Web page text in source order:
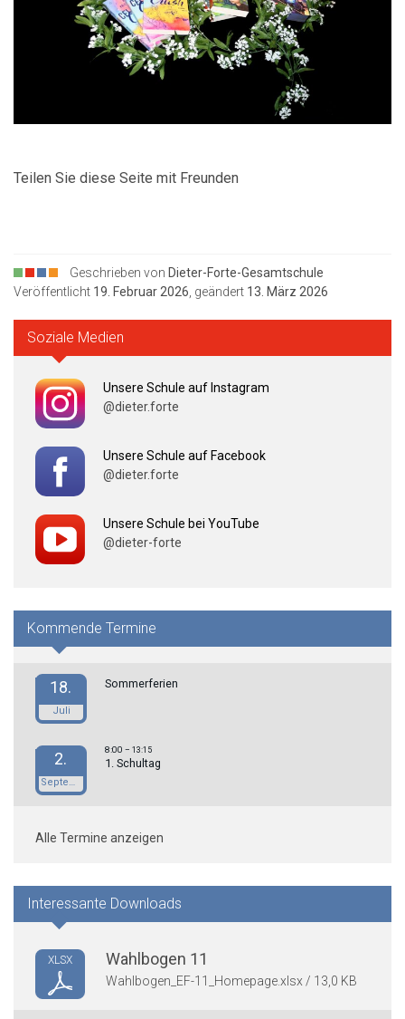
Teilen Sie diese Seite mit Freunden
Geschrieben von Dieter-Forte-Gesamtschule
Veröffentlicht 19. Februar 2026 , geändert 13. März 2026
Soziale Medien
Unsere Schule auf Instagram
@dieter.forte
Unsere Schule auf Facebook
@dieter.forte
Unsere Schule bei YouTube
@dieter-forte
Kommende Termine
18.
Juli
Sommerferien
2.
September
8:00– 13:15
1. Schultag
Alle Termine anzeigen
Interessante Downloads
XLSX Wahlbogen 11
Wahlbogen_EF-11_Homepage.xlsx / 13,0 KB